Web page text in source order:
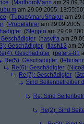
(MarlboroMann am
am 29.09.2005, 13:55:50)
(TupacAmaruShakur am
(Probefahrer am 29.09.2005,
(Steppio am
(hasyfra am
Geschädigter (flash12 am
Geschädigter (peters-81
Re(5): Geschädigter (
Re(6): Geschädigter (
Re(7): Geschädigter (
Sind Seitenbetreiber
Re: Sind
Re(2): Sind